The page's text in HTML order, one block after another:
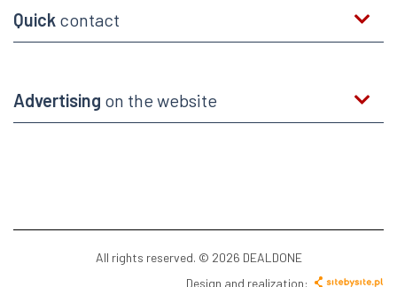
Quick contact
Advertising on the website
All rights reserved. © 2026 DEALDONE
Design and realization: